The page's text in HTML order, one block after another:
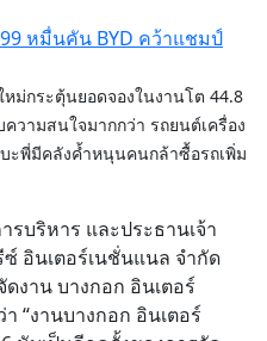
ม่กระตุ้นยอดจองในงานโต 44.8
วามสนใจมากกว่า รถยนต์เครื่อง
ะพี่มีคลังค้ำหนุนคนกล้าซื้อรถเพิ่ม
บริหาร และประธานเจ้า
อินเตอร์เนชั่นแนล จำกัด
งาน บางกอก อินเตอร์
“งานบางกอก อินเตอร์